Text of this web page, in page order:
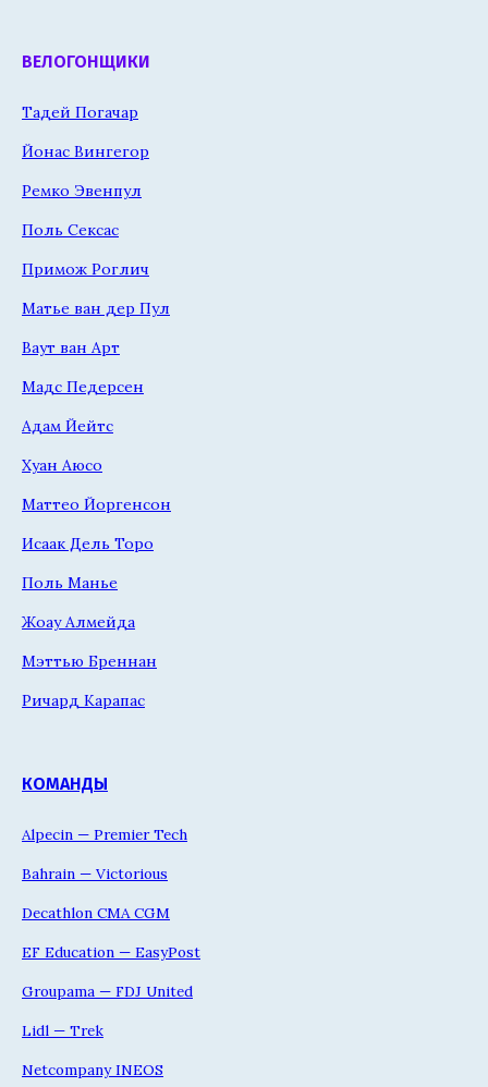
ВЕЛОГОНЩИКИ
Тадей Погачар
Йонас Вингегор
Ремко Эвенпул
Поль Сексас
Примож Роглич
Матье ван дер Пул
Ваут ван Арт
Мадс Педерсен
Адам Йейтс
Хуан Аюсо
Маттео Йоргенсон
Исаак Дель Торо
Поль Манье
Жоау Алмейда
Мэттью Бреннан
Ричард Карапас
КОМАНДЫ
Alpecin — Premier Tech
Bahrain — Victorious
Decathlon CMA CGM
EF Education — EasyPost
Groupama — FDJ United
Lidl — Trek
Netcompany INEOS